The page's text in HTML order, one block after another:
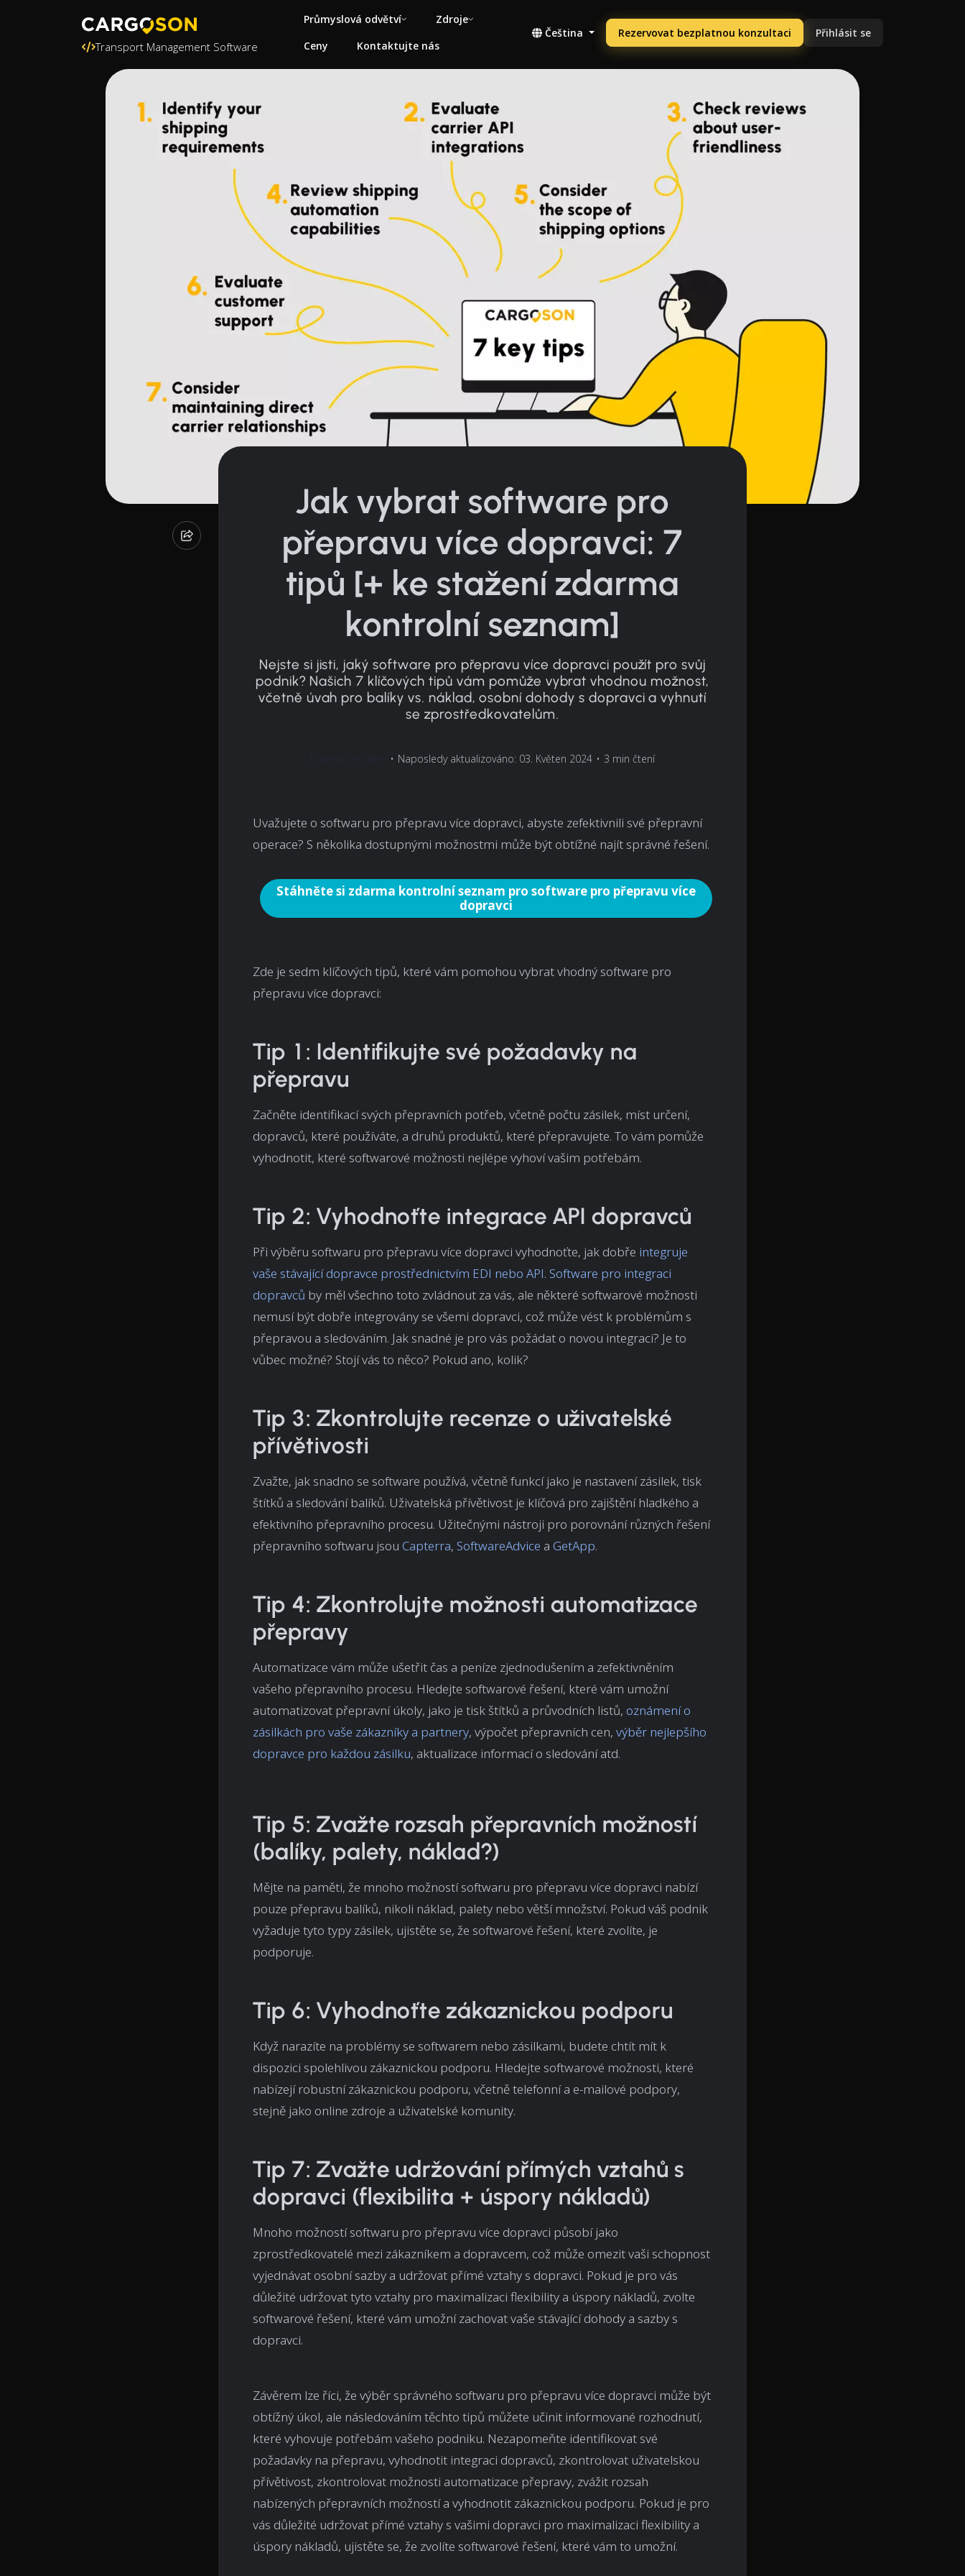
Transport Management Software
Průmyslová odvětví
Zdroje
Ceny
Kontaktujte nás
Čeština Rezervovat bezplatnou konzultaci Přihlásit se
Jak vybrat software pro
přepravu více dopravci: 7
tipů [+ ke stažení zdarma
kontrolní seznam]
Nejste si jisti, jaký software pro přepravu více dopravci použít pro svůj
podnik? Našich 7 klíčových tipů vám pomůže vybrat vhodnou možnost,
včetně úvah pro balíky vs. náklad, osobní dohody s dopravci a vyhnutí
se zprostředkovatelům.
• Naposledy aktualizováno: 03. Květen 2024 • 3 min čtení
Uvažujete o softwaru pro přepravu více dopravci, abyste zefektivnili své přepravní
operace? S několika dostupnými možnostmi může být obtížné najít správné řešení.
Stáhněte si zdarma kontrolní seznam pro software pro přepravu více
dopravci
Zde je sedm klíčových tipů, které vám pomohou vybrat vhodný software pro
přepravu více dopravci:
Tip 1: Identifikujte své požadavky na
přepravu
Začněte identifikací svých přepravních potřeb, včetně počtu zásilek, míst určení,
dopravců, které používáte, a druhů produktů, které přepravujete. To vám pomůže
vyhodnotit, které softwarové možnosti nejlépe vyhoví vašim potřebám.
Tip 2: Vyhodnoťte integrace API dopravců
Při výběru softwaru pro přepravu více dopravci vyhodnoťte, jak dobře integruje
vaše stávající dopravce prostřednictvím EDI nebo API. Software pro integraci
dopravců by měl všechno toto zvládnout za vás, ale některé softwarové možnosti
nemusí být dobře integrovány se všemi dopravci, což může vést k problémům s
přepravou a sledováním. Jak snadné je pro vás požádat o novou integraci? Je to
vůbec možné? Stojí vás to něco? Pokud ano, kolik?
Tip 3: Zkontrolujte recenze o uživatelské
přívětivosti
Zvažte, jak snadno se software používá, včetně funkcí jako je nastavení zásilek, tisk
štítků a sledování balíků. Uživatelská přívětivost je klíčová pro zajištění hladkého a
efektivního přepravního procesu. Užitečnými nástroji pro porovnání různých řešení
přepravního softwaru jsou Capterra, SoftwareAdvice a GetApp.
Tip 4: Zkontrolujte možnosti automatizace
přepravy
Automatizace vám může ušetřit čas a peníze zjednodušením a zefektivněním
vašeho přepravního procesu. Hledejte softwarové řešení, které vám umožní
automatizovat přepravní úkoly, jako je tisk štítků a průvodních listů, oznámení o
zásilkách pro vaše zákazníky a partnery, výpočet přepravních cen, výběr nejlepšího
dopravce pro každou zásilku, aktualizace informací o sledování atd.
Tip 5: Zvažte rozsah přepravních možností
(balíky, palety, náklad?)
Mějte na paměti, že mnoho možností softwaru pro přepravu více dopravci nabízí
pouze přepravu balíků, nikoli náklad, palety nebo větší množství. Pokud váš podnik
vyžaduje tyto typy zásilek, ujistěte se, že softwarové řešení, které zvolíte, je
podporuje.
Tip 6: Vyhodnoťte zákaznickou podporu
Když narazíte na problémy se softwarem nebo zásilkami, budete chtít mít k
dispozici spolehlivou zákaznickou podporu. Hledejte softwarové možnosti, které
nabízejí robustní zákaznickou podporu, včetně telefonní a e-mailové podpory,
stejně jako online zdroje a uživatelské komunity.
Tip 7: Zvažte udržování přímých vztahů s
dopravci (flexibilita + úspory nákladů)
Mnoho možností softwaru pro přepravu více dopravci působí jako
zprostředkovatelé mezi zákazníkem a dopravcem, což může omezit vaši schopnost
vyjednávat osobní sazby a udržovat přímé vztahy s dopravci. Pokud je pro vás
důležité udržovat tyto vztahy pro maximalizaci flexibility a úspory nákladů, zvolte
softwarové řešení, které vám umožní zachovat vaše stávající dohody a sazby s
dopravci.
Závěrem lze říci, že výběr správného softwaru pro přepravu více dopravci může být
obtížný úkol, ale následováním těchto tipů můžete učinit informované rozhodnutí,
které vyhovuje potřebám vašeho podniku. Nezapomeňte identifikovat své
požadavky na přepravu, vyhodnotit integraci dopravců, zkontrolovat uživatelskou
přívětivost, zkontrolovat možnosti automatizace přepravy, zvážit rozsah
nabízených přepravních možností a vyhodnotit zákaznickou podporu. Pokud je pro
vás důležité udržovat přímé vztahy s vašimi dopravci pro maximalizaci flexibility a
úspory nákladů, ujistěte se, že zvolíte softwarové řešení, které vám to umožní.